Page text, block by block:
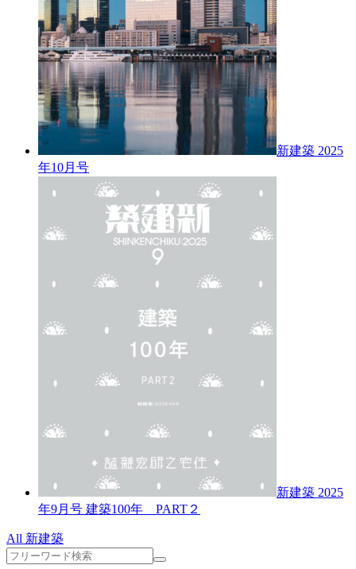
新建築 2025
年10月号
新建築 2025
年9月号 建築100年 PART２
All 新建築